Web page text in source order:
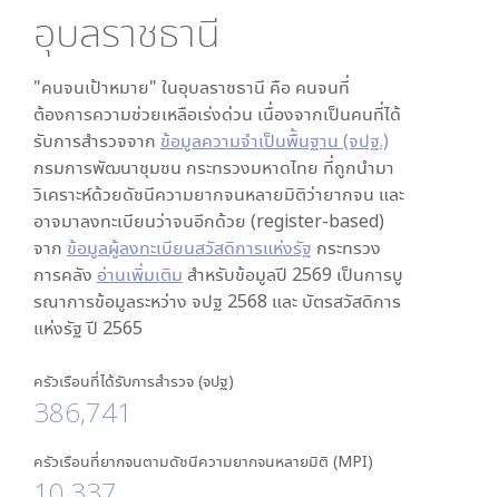
อุบลราชธานี
"คนจนเป้าหมาย" ในอุบลราชธานี คือ คนจนที่
ต้องการความช่วยเหลือเร่งด่วน เนื่องจากเป็นคนที่ได้
รับการสำรวจจาก ข้อมูลความจำเป็นพื้นฐาน (จปฐ.)
กรมการพัฒนาชุมชน กระทรวงมหาดไทย ที่ถูกนำมา
วิเคราะห์ด้วยดัชนีความยากจนหลายมิติว่ายากจน และ
อาจมาลงทะเบียนว่าจนอีกด้วย (register-based)
จาก ข้อมูลผู้ลงทะเบียนสวัสดิการแห่งรัฐ กระทรวง
การคลัง อ่านเพิ่มเติม สำหรับข้อมูลปี 2569 เป็นการบู
รณาการข้อมูลระหว่าง จปฐ 2568 และ บัตรสวัสดิการ
แห่งรัฐ ปี 2565
ครัวเรือนที่ได้รับการสำรวจ (จปฐ)
386,741
ครัวเรือนที่ยากจนตามดัชนีความยากจนหลายมิติ (MPI)